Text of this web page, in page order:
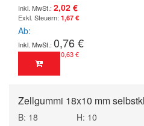
2,02 €
1,67 €
Ab
0,76 €
0,63 €
Zellgummi 18x10 mm
B: 18
H: 10